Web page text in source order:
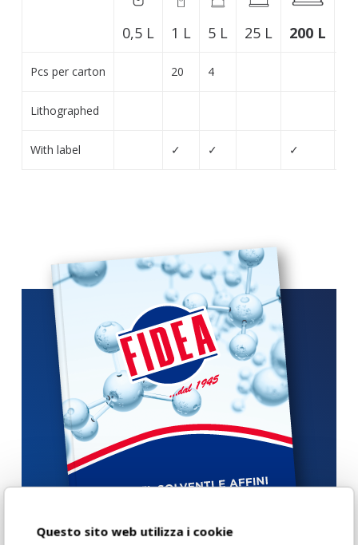
Questo sito web utilizza i cookie
0,5 L 1 L 5 L 25 L 200 L
Pcs per carton 20 4
Lithographed
With label ✓ ✓ ✓